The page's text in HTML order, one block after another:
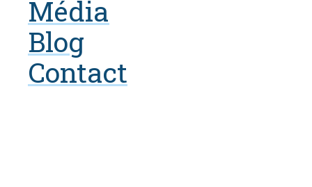
Média
Blog
Contact